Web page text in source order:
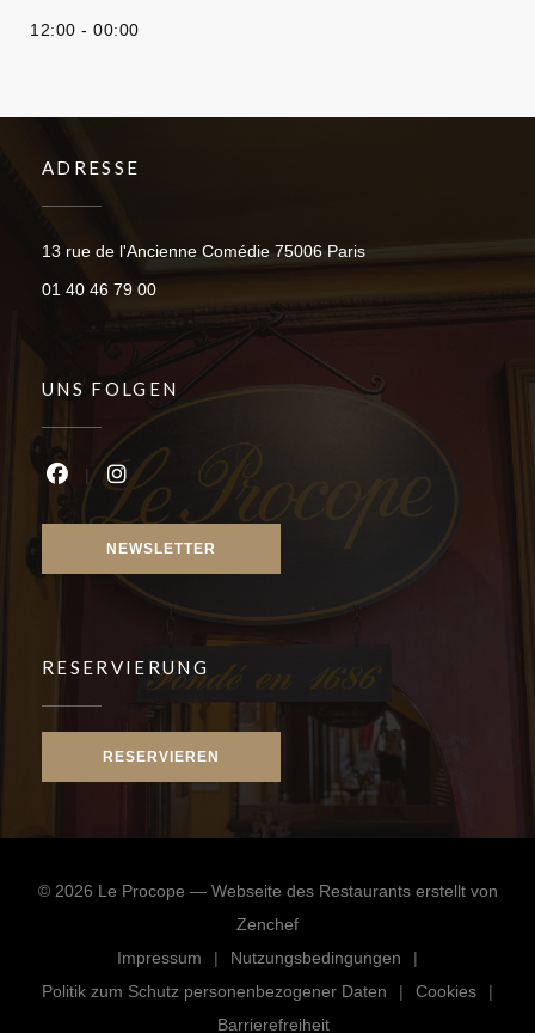
12:00 - 00:00
ADRESSE
13 rue de l'Ancienne Comédie 75006 Paris((öffnet ein neues
01 40 46 79 00
UNS FOLGEN
Facebook ((öffnet ein neues Fenster))
Instagram ((öffnet ein neues Fenster))
NEWSLETTER
RESERVIERUNG
RESERVIEREN
© 2026 Le Procope — Webseite des Restaurants erstellt von
Zenchef((öffnet ein neues Fenster))
Impressum
((öffnet ein neues Fenster))
Nutzungsbedingungen
((öffnet ein neues
Politik zum Schutz personenbezogener Daten
((öffnet ein neues Fenster))
Cookies
((öffnet
Barrierefreiheit